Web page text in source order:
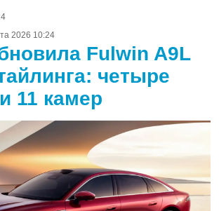
2026 10:24
Fulwin A9L
четыре
11 камер